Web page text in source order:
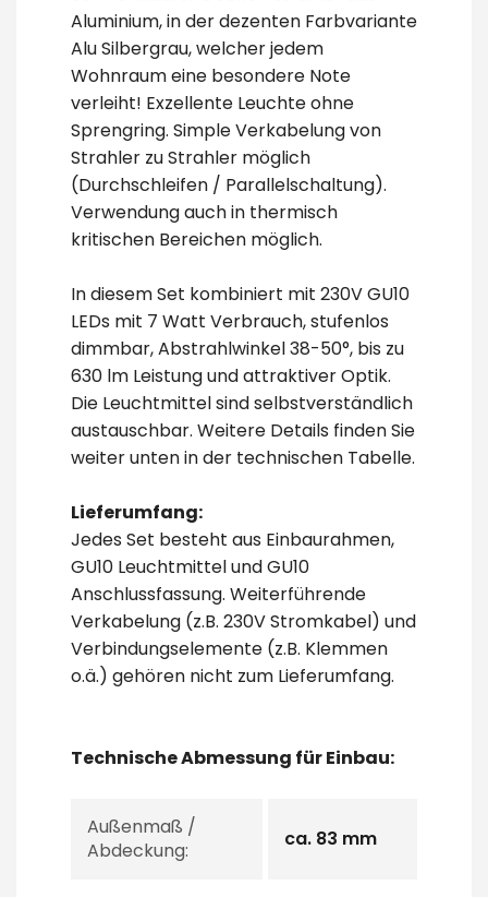
Aluminium, in der dezenten Farbvariante
Alu Silbergrau, welcher jedem
Wohnraum eine besondere Note
verleiht! Exzellente Leuchte ohne
Sprengring. Simple Verkabelung von
Strahler zu Strahler möglich
(Durchschleifen / Parallelschaltung).
Verwendung auch in thermisch
kritischen Bereichen möglich.
In diesem Set kombiniert mit 230V GU10
LEDs mit 7 Watt Verbrauch, stufenlos
dimmbar, Abstrahlwinkel 38-50°, bis zu
630 lm Leistung und attraktiver Optik.
Die Leuchtmittel sind selbstverständlich
austauschbar. Weitere Details finden Sie
weiter unten in der technischen Tabelle.
Lieferumfang:
Jedes Set besteht aus Einbaurahmen,
GU10 Leuchtmittel und GU10
Anschlussfassung. Weiterführende
Verkabelung (z.B. 230V Stromkabel) und
Verbindungselemente (z.B. Klemmen
o.ä.) gehören nicht zum Lieferumfang.
Technische Abmessung für Einbau:
Außenmaß /
Abdeckung:
ca. 83 mm